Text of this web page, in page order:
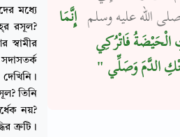
الله عليه وسلم
‏ إِنَّمَا
الْحَيْضَةُ فَاتْرُكِي
الدَّمَ وَصَلِّي ‏"
মধ্যে
রসূল?
স্বামীর
তিনি
নয়?
ত্রুটি।